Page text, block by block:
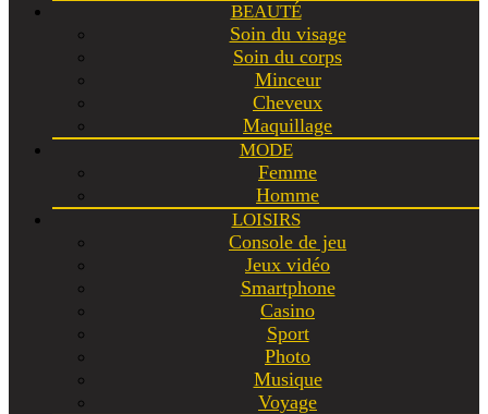
BEAUTÉ
Soin du visage
Soin du corps
Minceur
Cheveux
Maquillage
MODE
Femme
Homme
LOISIRS
Console de jeu
Jeux vidéo
Smartphone
Casino
Sport
Photo
Musique
Voyage